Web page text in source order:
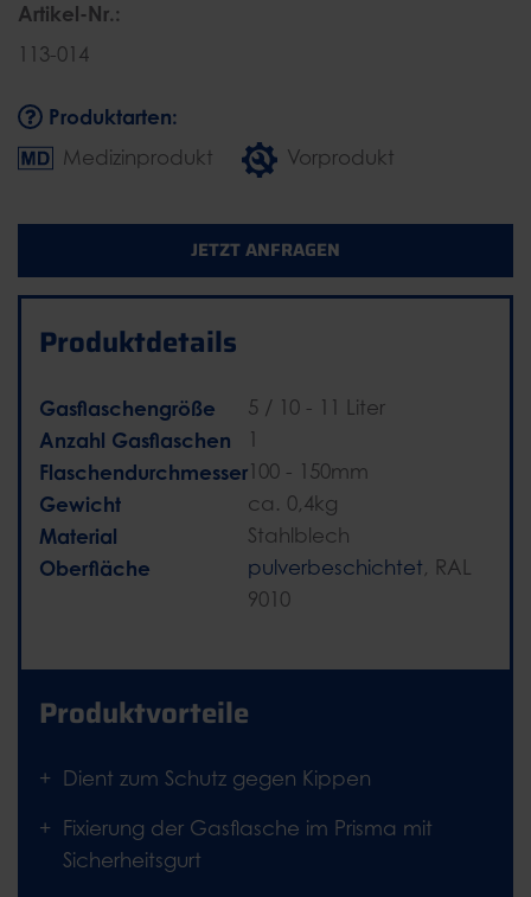
Artikel-Nr.:
113-014
Produktarten:
Medizinprodukt Vorprodukt
JETZT ANFRAGEN
Produktdetails
Gasflaschengröße 5 / 10 - 11 Liter
Anzahl Gasflaschen 1
Flaschendurchmesser100 - 150mm
Gewicht ca. 0,4kg
Material Stahlblech
Oberfläche pulverbeschichtet, RAL
9010
Produktvorteile
Dient zum Schutz gegen Kippen
Fixierung der Gasflasche im Prisma mit
Sicherheitsgurt